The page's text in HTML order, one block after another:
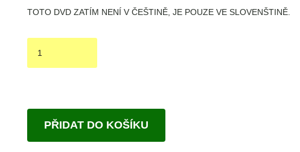
TOTO DVD ZATÍM NENÍ V ČEŠTINĚ, JE POUZE VE SLOVENŠTINĚ.
práce
množství
PŘIDAT DO KOŠÍKU